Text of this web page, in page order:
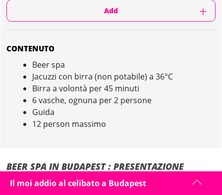
Add
CONTENUTO
Beer spa
Jacuzzi con birra (non potabile) a 36°C
Birra a volontà per 45 minuti
6 vasche, ognuna per 2 persone
Guida
12 person massimo
BEER SPA IN BUDAPEST : PRESENTAZIONE
Prenditi un momento di relax speciale durante il tuo addio al celibato a
Il moi addio al celibato a Budapest